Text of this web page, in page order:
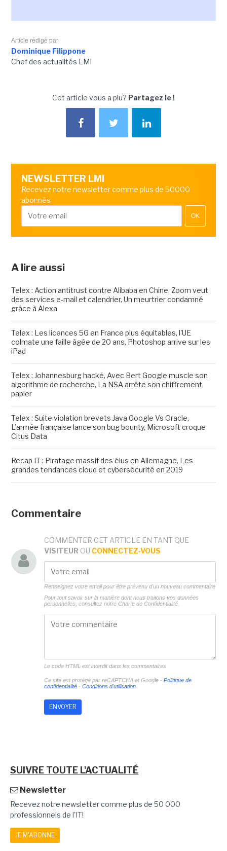
Article rédigé par
Dominique Filippone
Chef des actualités LMI
Cet article vous a plu? Partagez le !
NEWSLETTER LMI
Recevez notre newsletter comme plus de 50000
abonnés
OK
A lire aussi
Telex : Action antitrust contre Alibaba en Chine, Zoom veut
des services e-mail et calendrier, Un meurtrier condamné
grâce à Alexa
Telex : Les licences 5G en France plus équitables, l'UE
colmate une faille âgée de 20 ans, Photoshop arrive sur les
iPad
Telex : Johannesburg hacké, Avec Bert Google muscle son
algorithme de recherche, La NSA arrête son chiffrement
papier
Telex : Suite violation brevets Java Google Vs Oracle,
L'armée française lance son bug bounty, Microsoft croque
Citus Data
Recap IT : Piratage massif des élus en Allemagne, Les
grandes tendances cloud et cybersécurité en 2019
Commentaire
COMMENTER CET ARTICLE EN TANT QUE
VISITEUR OU CONNECTEZ-VOUS
Renseignez votre email pour être prévenu d'un nouveau commentaire
Pour tout savoir sur la manière dont nous traitons vos données
personnelles, consultez notre Charte de Confidentialité.
Le code HTML est interdit dans les commentaires
Ce site est protégé par reCAPTCHA et Google - Politique de
confidentialité- Conditions d'utilisation
SUIVRE TOUTE L'ACTUALITÉ
Newsletter
Recevez notre newsletter comme plus de 50 000
professionnels de l'IT!
JE M'ABONNE